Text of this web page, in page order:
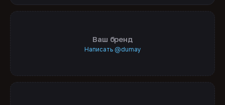
Ваш бренд
Написать @dumay